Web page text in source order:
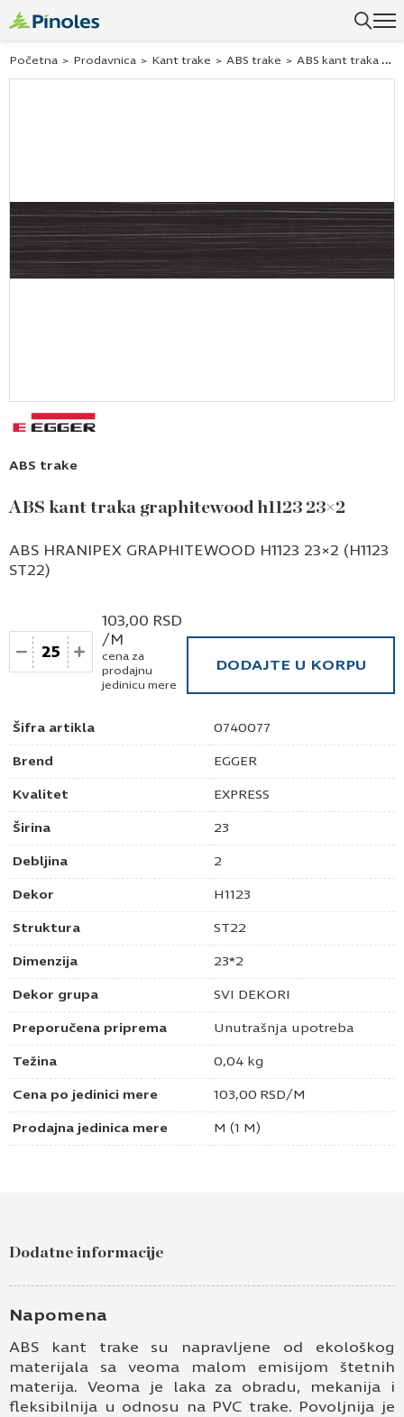
Početna > Prodavnica > Kant trake > ABS trake > ABS kant traka graphitewood h1123 23×2
ABS trake
ABS kant traka graphitewood h1123 23×2
Šifra artikla 0740077
Brend EGGER
Kvalitet EXPRESS
Širina 23
Debljina 2
Dekor H1123
Struktura ST22
Dimenzija 23*2
Dekor grupa SVI DEKORI
Preporučena priprema Unutrašnja upotreba
Težina 0,04 kg
Cena po jedinici mere 103,00 RSD/M
Prodajna jedinica mere M (1 M)
ABS HRANIPEX GRAPHITEWOOD H1123 23×2 (H1123
ST22)
Količina
103,00 RSD
/M
cena za
prodajnu
jedinicu mere
DODAJTE U KORPU
Dodatne informacije
Napomena
ABS kant trake su napravljene od ekološkog
materijala sa veoma malom emisijom štetnih
materija. Veoma je laka za obradu, mekanija i
fleksibilnija u odnosu na PVC trake. Povoljnija je